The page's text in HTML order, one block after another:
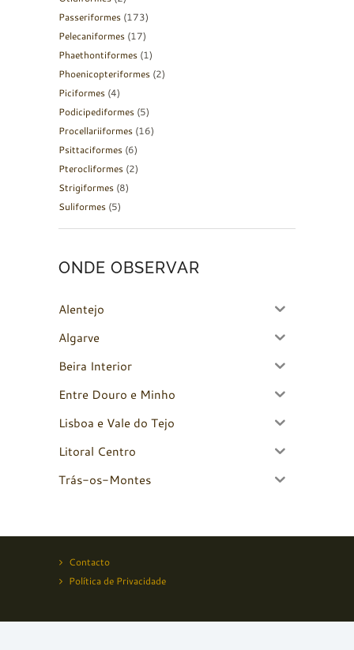
Passeriformes (173)
Pelecaniformes (17)
Phaethontiformes (1)
Phoenicopteriformes (2)
Piciformes (4)
Podicipediformes (5)
Procellariiformes (16)
Psittaciformes (6)
Pterocliformes (2)
Strigiformes (8)
Suliformes (5)
ONDE OBSERVAR
Alentejo
Algarve
Beira Interior
Entre Douro e Minho
Lisboa e Vale do Tejo
Litoral Centro
Trás-os-Montes
Contacto
Política de Privacidade